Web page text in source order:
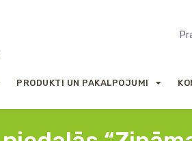
PRODUKTI UN PAKALPOJUMI